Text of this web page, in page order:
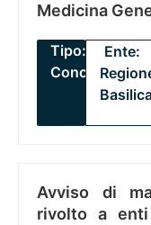
Medicina
Tipo:
Concorsi
Ente:
Avviso di
rivolto a